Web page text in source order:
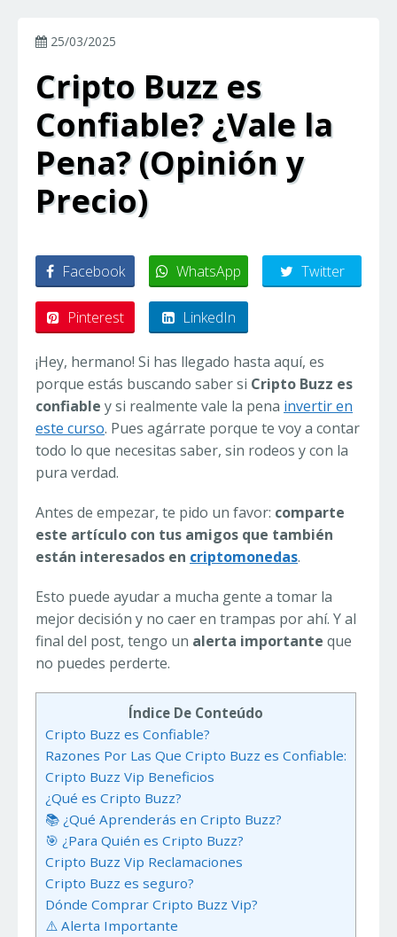
25/03/2025
Cripto Buzz es
Confiable? ¿Vale la
Pena? (Opinión y
Precio)
Facebook WhatsApp Twitter
Pinterest LinkedIn
¡Hey, hermano! Si has llegado hasta aquí, es
porque estás buscando saber si Cripto Buzz es
confiable y si realmente vale la pena invertir en
este curso. Pues agárrate porque te voy a contar
todo lo que necesitas saber, sin rodeos y con la
pura verdad.
Antes de empezar, te pido un favor: comparte
este artículo con tus amigos que también
están interesados en criptomonedas.
Esto puede ayudar a mucha gente a tomar la
mejor decisión y no caer en trampas por ahí. Y al
final del post, tengo un alerta importante que
no puedes perderte.
Índice De Conteúdo
Cripto Buzz es Confiable?
Razones Por Las Que Cripto Buzz es Confiable:
Cripto Buzz Vip Beneficios
¿Qué es Cripto Buzz?
📚 ¿Qué Aprenderás en Cripto Buzz?
🎯 ¿Para Quién es Cripto Buzz?
Cripto Buzz Vip Reclamaciones
Cripto Buzz es seguro?
Dónde Comprar Cripto Buzz Vip?
⚠️ Alerta Importante